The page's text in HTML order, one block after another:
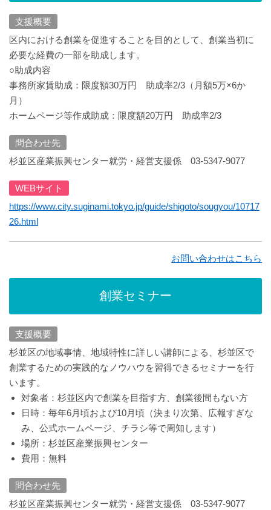
支援概要
区内における創業を促進することを目的として、創業当初に
必要な経費の一部を助成します。
○助成内容
事務所家賃助成：限度額30万円 助成率2/3（月額5万×6か
月）
ホームページ等作成助成：限度額20万円 助成率2/3
問合わせ先
杉並区産業振興センター就労・経営支援係 03-5347-9077
WEBサイト
https://www.city.suginami.tokyo.jp/guide/shigoto/sougyou/10717
26.html
お問い合わせはこちら
創業セミナー
支援概要
杉並区の地域事情、地域特性に詳しい講師による、杉並区で
創業するための実践的なノウハウを習得できるセミナーを行
います。
対象者：杉並区内で創業を目指す方、創業後間もない方
日時：毎年6月頃および10月頃（決まり次第、広報すぎな
み、公式ホームページ、チラシ等で周知します）
場所：杉並区産業振興センター
費用：無料
問合わせ先
杉並区産業振興センター就労・経営支援係 03-5347-9077